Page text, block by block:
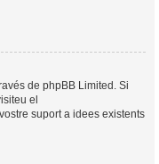
de phpBB Limited. Si
el
suport a idees existents